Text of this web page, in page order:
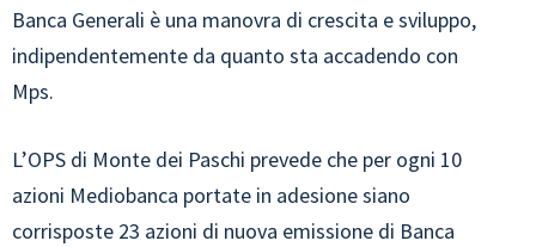
Banca Generali è una manovra di crescita e sviluppo,
indipendentemente da quanto sta accadendo con
Mps.
L’OPS di Monte dei Paschi prevede che per ogni 10
azioni Mediobanca portate in adesione siano
corrisposte 23 azioni di nuova emissione di Banca